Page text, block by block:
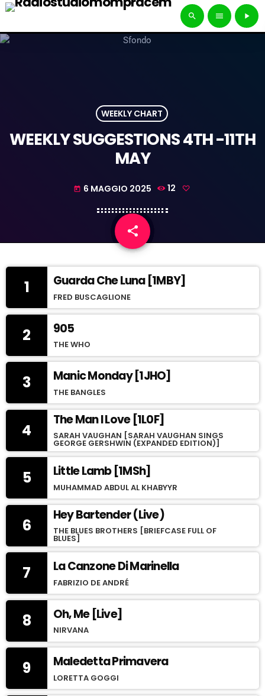
search menu play_arrow
WEEKLY CHART
WEEKLY SUGGESTIONS 4TH -11TH
MAY
today 6 MAGGIO 2025 12
share
email
1 Guarda Che Luna [1MBY]
FRED BUSCAGLIONE
2 905
THE WHO
3 Manic Monday [1JHO]
THE BANGLES
4
The Man I Love [1L0F]
SARAH VAUGHAN [SARAH VAUGHAN SINGS
GEORGE GERSHWIN (EXPANDED EDITION)]
5 Little Lamb [1MSh]
MUHAMMAD ABDUL AL KHABYYR
6
Hey Bartender (Live)
THE BLUES BROTHERS [BRIEFCASE FULL OF
BLUES]
7 La Canzone Di Marinella
FABRIZIO DE ANDRÉ
8 Oh, Me [Live]
NIRVANA
9 Maledetta Primavera
LORETTA GOGGI